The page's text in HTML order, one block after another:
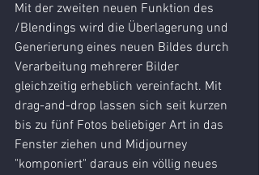
Mit der zweiten neuen Funktion des
/Blendings wird die Überlagerung und
Generierung eines neuen Bildes durch
Verarbeitung mehrerer Bilder
gleichzeitig erheblich vereinfacht. Mit
drag-and-drop lassen sich seit kurzen
bis zu fünf Fotos beliebiger Art in das
Fenster ziehen und Midjourney
"komponiert" daraus ein völlig neues